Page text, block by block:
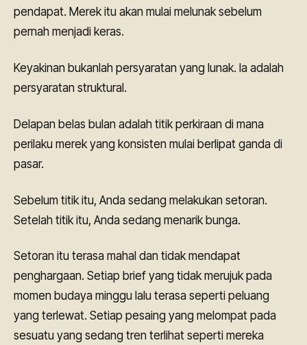
pendapat. Merek itu akan mulai melunak sebelum
pernah menjadi keras.
Keyakinan bukanlah persyaratan yang lunak. Ia adalah
persyaratan struktural.
Delapan belas bulan adalah titik perkiraan di mana
perilaku merek yang konsisten mulai berlipat ganda di
pasar.
Sebelum titik itu, Anda sedang melakukan setoran.
Setelah titik itu, Anda sedang menarik bunga.
Setoran itu terasa mahal dan tidak mendapat
penghargaan. Setiap brief yang tidak merujuk pada
momen budaya minggu lalu terasa seperti peluang
yang terlewat. Setiap pesaing yang melompat pada
sesuatu yang sedang tren terlihat seperti mereka